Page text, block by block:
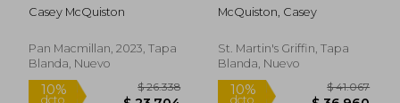
Casey McQuiston
Pan Macmillan, 2023, Tapa
Blanda, Nuevo
McQuiston, Casey
St. Martin's Griffin, Tapa
Blanda, Nuevo